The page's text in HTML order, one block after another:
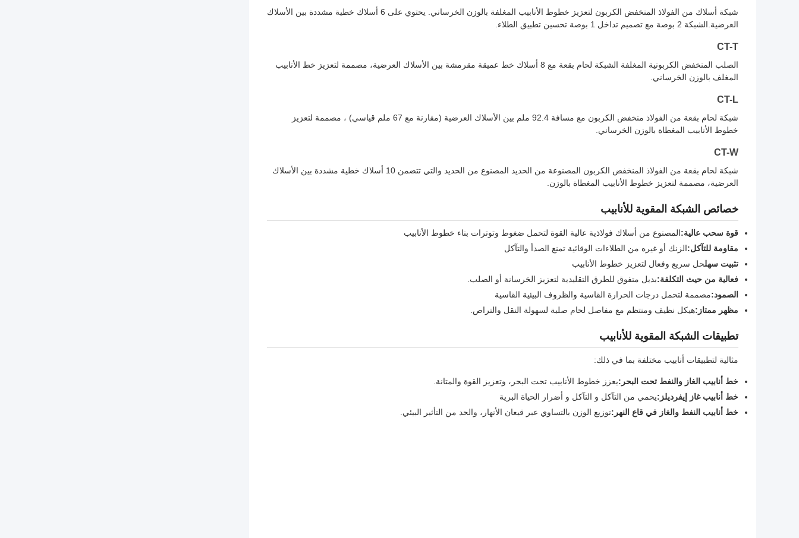
شبكة أسلاك من الفولاذ المنخفض الكربون لتعزيز خطوط الأنابيب المغلفة بالوزن الخرساني. يحتوي على 6 أسلاك خطية مشددة بين الأسلاك
العرضية.الشبكة 2 بوصة مع تصميم تداخل 1 بوصة تحسين تطبيق الطلاء.
CT-T
الصلب المنخفض الكربونية المغلفة الشبكة لحام بقعة مع 8 أسلاك خط عميقة مقرمشة بين الأسلاك العرضية، مصممة لتعزيز خط الأنابيب
المغلف بالوزن الخرساني.
CT-L
شبكة لحام بقعة من الفولاذ منخفض الكربون مع مسافة 92.4 ملم بين الأسلاك العرضية (مقارنة مع 67 ملم قياسي) ، مصممة لتعزيز
خطوط الأنابيب المغطاة بالوزن الخرساني.
CT-W
شبكة لحام بقعة من الفولاذ المنخفض الكربون المصنوعة من الحديد المصنوع من الحديد والتي تتضمن 10 أسلاك خطية مشددة بين الأسلاك
العرضية، مصممة لتعزيز خطوط الأنابيب المغطاة بالوزن.
خصائص الشبكة المقوية للأنابيب
قوة سحب عالية:المصنوع من أسلاك فولاذية عالية القوة لتحمل ضغوط وتوترات بناء خطوط الأنابيب
مقاومة للتآكل:الزنك أو غيره من الطلاءات الوقائية تمنع الصدأ والتآكل
تثبيت سهلحل سريع وفعال لتعزيز خطوط الأنابيب
فعالية من حيث التكلفة:بديل متفوق للطرق التقليدية لتعزيز الخرسانة أو الصلب.
الصمود:مصممة لتحمل درجات الحرارة القاسية والظروف البيئية القاسية
مظهر ممتاز:هيكل نظيف ومنتظم مع مفاصل لحام صلبة لسهولة النقل والتراص.
تطبيقات الشبكة المقوية للأنابيب
مثالية لتطبيقات أنابيب مختلفة بما في ذلك:
خط أنابيب الغاز والنفط تحت البحر:يعزز خطوط الأنابيب تحت البحر، وتعزيز القوة والمتانة.
خط أنابيب غاز إيفرديلز:يحمي من التآكل و التآكل و أضرار الحياة البرية
خط أنابيب النفط والغاز في قاع النهر:توزيع الوزن بالتساوي عبر قيعان الأنهار، والحد من التأثير البيئي.